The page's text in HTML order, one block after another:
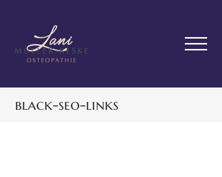
springen
black-seo-links